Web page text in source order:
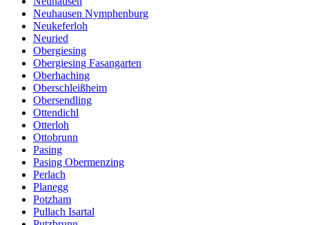
Neuhausen Nymphenburg
Neukeferloh
Neuried
Obergiesing
Obergiesing Fasangarten
Oberhaching
Oberschleißheim
Obersendling
Ottendichl
Otterloh
Ottobrunn
Pasing
Pasing Obermenzing
Perlach
Planegg
Potzham
Pullach Isartal